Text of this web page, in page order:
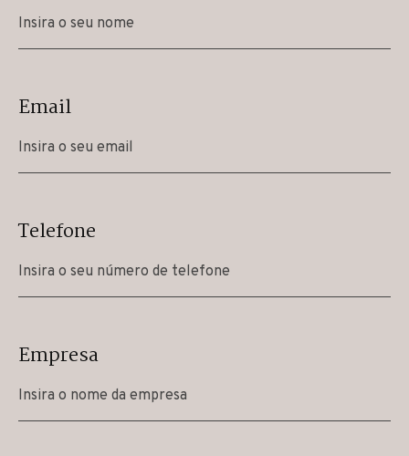
Email
Telefone
Empresa